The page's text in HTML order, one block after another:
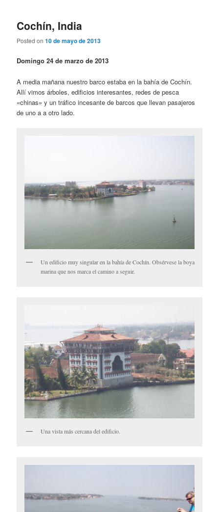
Cochín, India
Posted on10 de mayo de 2013
Domingo 24 de marzo de 2013
A media mañana nuestro barco estaba en la bahía de Cochín.
Allí vimos árboles, edificios interesantes, redes de pesca
«chinas» y un tráfico incesante de barcos que llevan pasajeros
de uno a a otro lado.
Un edificio muy singular en la bahía de Cochín. Obsérvese la boya
marina que nos marca el camino a seguir.
Una vista más cercana del edificio.